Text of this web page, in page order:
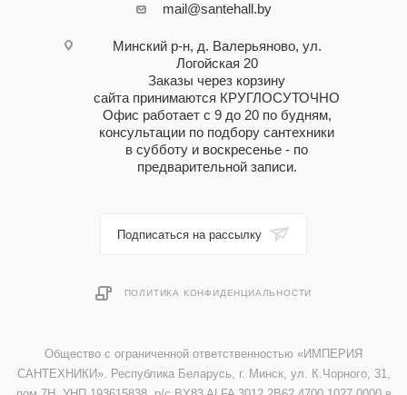
mail@santehall.by
Минский р-н, д. Валерьяново, ул.
Логойская 20
Заказы через корзину
сайта принимаются КРУГЛОСУТОЧНО
Офис работает с 9 до 20 по будням,
консультации по подбору сантехники
в субботу и воскресенье - по
предварительной записи.
Подписаться на рассылку
ПОЛИТИКА КОНФИДЕНЦИАЛЬНОСТИ
Общество с ограниченной ответственностью «ИМПЕРИЯ
САНТЕХНИКИ». Республика Беларусь, г. Минск, ул. К.Чорного, 31,